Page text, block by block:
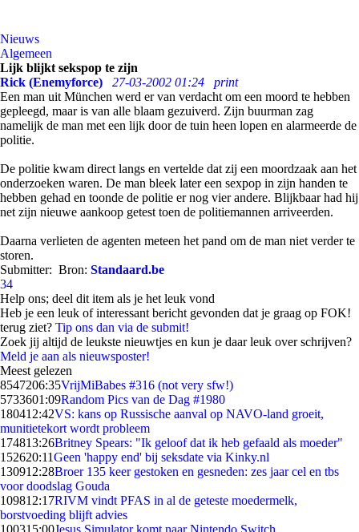
Nieuws
Algemeen
Lijk blijkt sekspop te zijn
Rick (Enemyforce)
27-03-2002 01:24
print
Een man uit München werd er van verdacht om een moord te hebben
gepleegd, maar is van alle blaam gezuiverd. Zijn buurman zag
namelijk de man met een lijk door de tuin heen lopen en alarmeerde de
politie.
De politie kwam direct langs en vertelde dat zij een moordzaak aan het
onderzoeken waren. De man bleek later een sexpop in zijn handen te
hebben gehad en toonde de politie er nog vier andere. Blijkbaar had hij
net zijn nieuwe aankoop getest toen de politiemannen arriveerden.
Daarna verlieten de agenten meteen het pand om de man niet verder te
storen.
Submitter: Bron: Standaard.be
34
Help ons; deel dit item als je het leuk vond
Heb je een leuk of interessant bericht gevonden dat je graag op FOK!
terug ziet? Tip ons dan via de submit!
Zoek jij altijd de leukste nieuwtjes en kun je daar leuk over schrijven?
Meld je aan als nieuwsposter!
Meest gelezen
8547206:35VrijMiBabes #316 (not very sfw!)
5733601:09Random Pics van de Dag #1980
180412:42VS: kans op Russische aanval op NAVO-land groeit,
munitietekort wordt probleem
174813:26Britney Spears: "Ik geloof dat ik heb gefaald als moeder"
152620:11Geen 'happy end' bij seksdate via Kinky.nl
130912:28Broer 135 keer gestoken en gesneden: zes jaar cel en tbs
voor doodslag Gouda
109812:17RIVM vindt PFAS in al de geteste moedermelk,
borstvoeding blijft advies
100315:00Jesus Simulator komt naar Nintendo Switch